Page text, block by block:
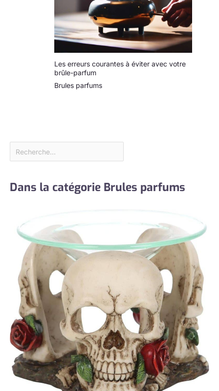
Les erreurs courantes à éviter avec votre
brûle-parfum
Brules parfums
Dans la catégorie Brules parfums